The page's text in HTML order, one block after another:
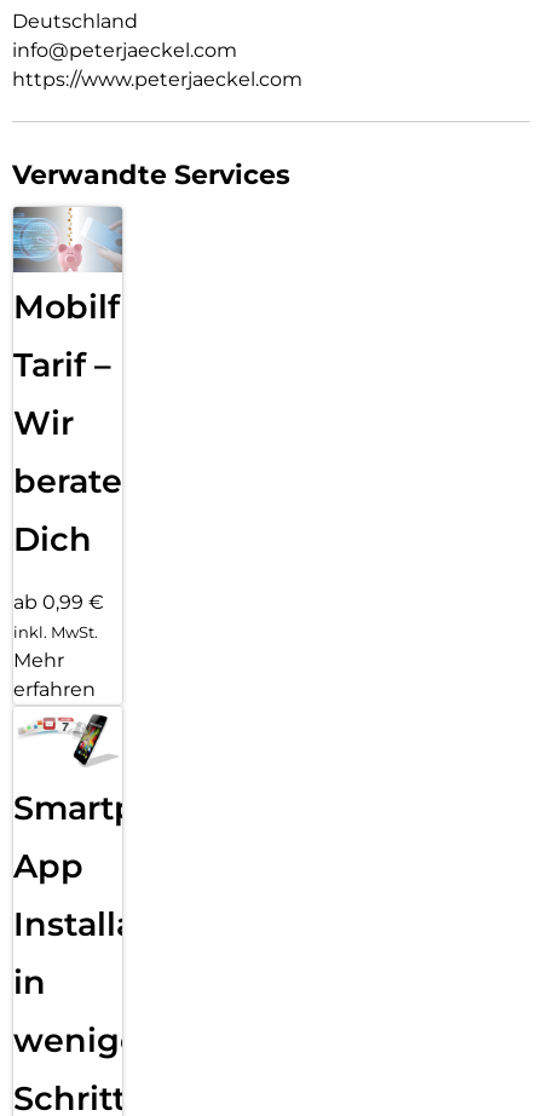
Deutschland
info@peterjaeckel.com
https://www.peterjaeckel.com
Verwandte Services
Mobilfunk
Tarif –
Wir
beraten
Dich
ab 0,99 €
inkl. MwSt.
Mehr
erfahren
Smartphone
App
Installation
in
wenigen
Schritten